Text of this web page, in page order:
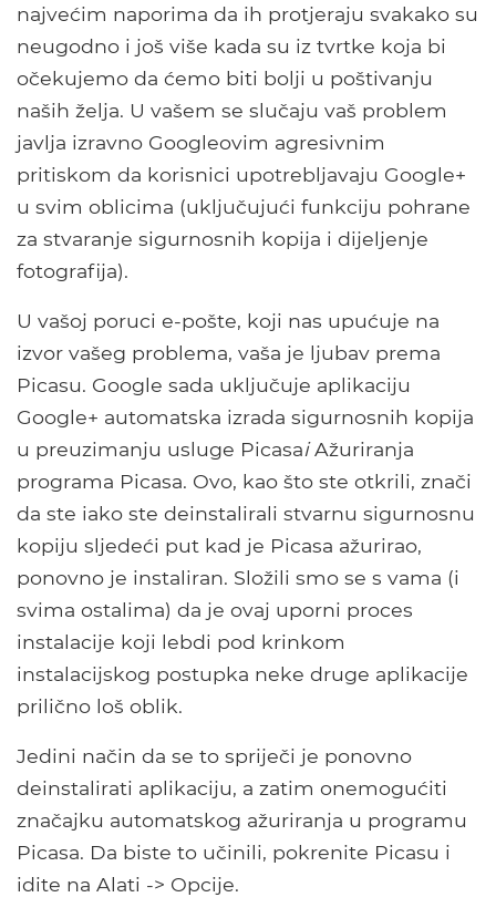
najvećim naporima da ih protjeraju svakako su
neugodno i još više kada su iz tvrtke koja bi
očekujemo da ćemo biti bolji u poštivanju
naših želja. U vašem se slučaju vaš problem
javlja izravno Googleovim agresivnim
pritiskom da korisnici upotrebljavaju Google+
u svim oblicima (uključujući funkciju pohrane
za stvaranje sigurnosnih kopija i dijeljenje
fotografija).
U vašoj poruci e-pošte, koji nas upućuje na
izvor vašeg problema, vaša je ljubav prema
Picasu. Google sada uključuje aplikaciju
Google+ automatska izrada sigurnosnih kopija
u preuzimanju usluge PicasaiAžuriranja
programa Picasa. Ovo, kao što ste otkrili, znači
da ste iako ste deinstalirali stvarnu sigurnosnu
kopiju sljedeći put kad je Picasa ažurirao,
ponovno je instaliran. Složili smo se s vama (i
svima ostalima) da je ovaj uporni proces
instalacije koji lebdi pod krinkom
instalacijskog postupka neke druge aplikacije
prilično loš oblik.
Jedini način da se to spriječi je ponovno
deinstalirati aplikaciju, a zatim onemogućiti
značajku automatskog ažuriranja u programu
Picasa. Da biste to učinili, pokrenite Picasu i
idite na Alati -> Opcije.